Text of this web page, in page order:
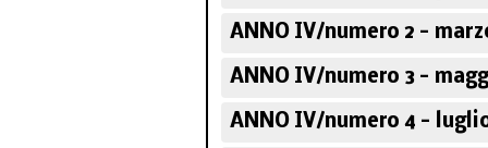
ANNO IV/numero 2 -
ANNO IV/numero 3 -
ANNO IV/numero 4 -